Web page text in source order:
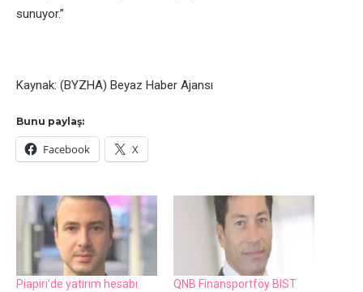
sunuyor.”
Kaynak: (BYZHA) Beyaz Haber Ajansı
Bunu paylaş:
Facebook X
Piapiri’de yatırım hesabı
QNB Finansportföy BIST